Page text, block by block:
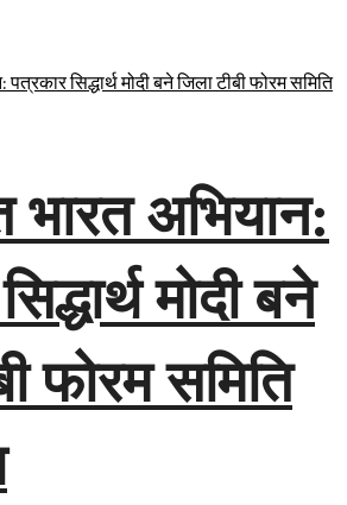
भारत अभियान:
मोदी बने
फोरम समिति